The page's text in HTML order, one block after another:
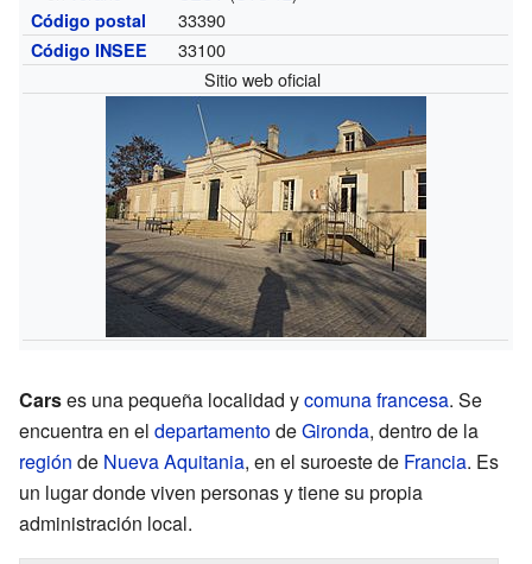
Código postal 33390
Código INSEE
33100
Sitio web oficial
Carses una pequeña localidad ycomuna francesa. Se
encuentra en el departamentodeGironda, dentro de la
región de Nueva Aquitania, en el suroeste de Francia. Es
un lugar donde viven personas y tiene su propia
administración local.